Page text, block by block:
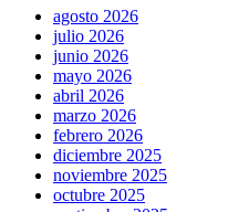
agosto 2026
julio 2026
junio 2026
mayo 2026
abril 2026
marzo 2026
febrero 2026
diciembre 2025
noviembre 2025
octubre 2025